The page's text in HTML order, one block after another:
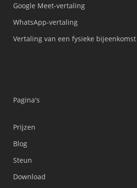
Google Meet-vertaling
WhatsApp-vertaling
Vertaling van een fysieke bijeenkomst
Pagina's
Prijzen
Blog
Steun
Download